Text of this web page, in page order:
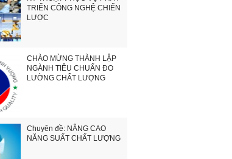
TRIỂN CÔNG NGHỆ CHIẾN
LƯỢC
CHÀO MỪNG THÀNH LẬP
NGÀNH TIÊU CHUẨN ĐO
LƯỜNG CHẤT LƯỢNG
Chuyên đề: NÂNG CAO
NĂNG SUẤT CHẤT LƯỢNG